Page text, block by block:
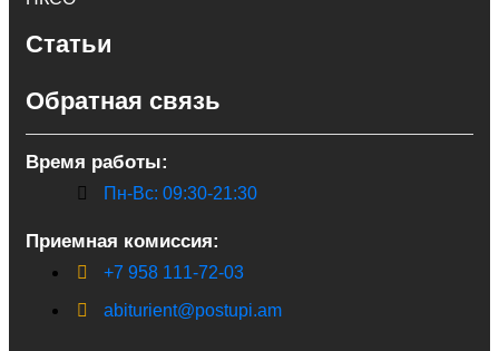
Статьи
Обратная связь
Время работы:
Пн-Вс: 09:30-21:30
Приемная комиссия:
+7 958 111-72-03
abiturient@postupi.am